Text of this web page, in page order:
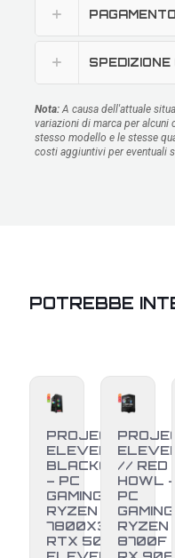
Nota: A causa dell'attuale
variazioni di marca per alcuni
stesso modello e le stesse
costi aggiuntivi per eventuali
POTREBBE
PROJECT
ELEVEN //
BLACKOUT
– PC
GAMING
RYZEN 7
7800X3D +
RTX 5070 |
ELEVEN
// RED
HOWL –
PC
GAMING
RYZEN 7
8700F +